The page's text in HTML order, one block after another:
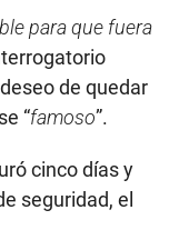
para que fuera
de quedar
“famoso”.
cinco días y
seguridad, el